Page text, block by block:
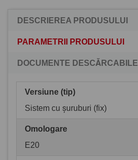
DESCRIEREA PRODUSULUI
PARAMETRII PRODUSULUI
DOCUMENTE DESCĂRCABILE
Versiune (tip)
Sistem cu șuruburi (fix)
Omologare
E20